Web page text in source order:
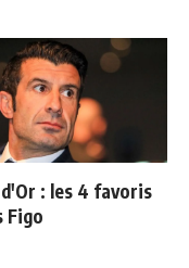
: les 4 favoris
Figo